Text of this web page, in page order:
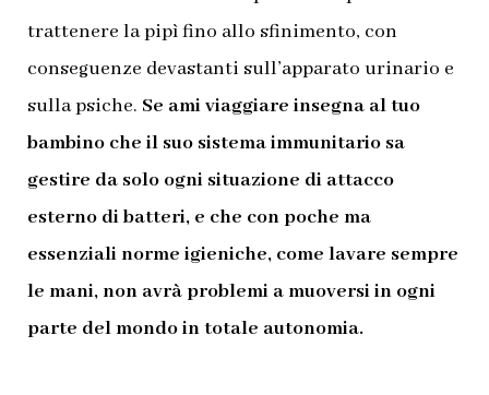
trattenere la pipì fino allo sfinimento, con
conseguenze devastanti sull’apparato urinario e
sulla psiche. Se ami viaggiare insegna al tuo
bambino che il suo sistema immunitario sa
gestire da solo ogni situazione di attacco
esterno di batteri, e che con poche ma
essenziali norme igieniche, come lavare sempre
le mani, non avrà problemi a muoversi in ogni
parte del mondo in totale autonomia.